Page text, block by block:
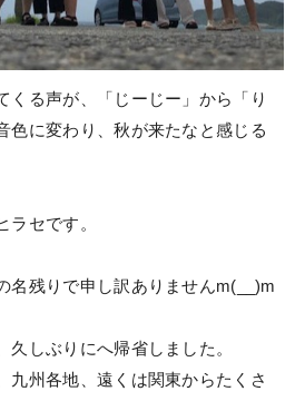
くる声が、「じーじー」から「り
色に変わり、秋が来たなと感じる
ラセです。
名残りで申し訳ありませんm(__)m
久しぶりにへ帰省しました。
九州各地、遠くは関東からたくさ